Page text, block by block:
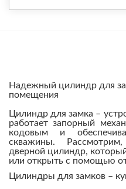
Надежный цилиндр для
помещения
Цилиндр для замка –
работает запорный
кодовым и
скважины.
дверной цилиндр,
или открыть с помощью
Цилиндры для замков –